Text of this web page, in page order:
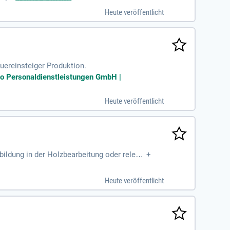
Urlaubs- und Weihnachtsgeld. Zude
Mitarbeitervorteilsprogramm profi
Heute veröffentlicht
Produktion.
Personaldienstleistungen GmbH |
Heute veröffentlicht
in der Holzbearbeitung oder releva
€, abhängig von deiner Berufserfahru
vielversprechenden beruflichen Perspekt
+
Heute veröffentlicht